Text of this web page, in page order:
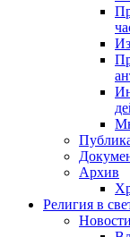
Архив
Религия в
Новости